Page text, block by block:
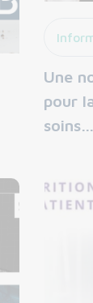
Une
pour
soins…